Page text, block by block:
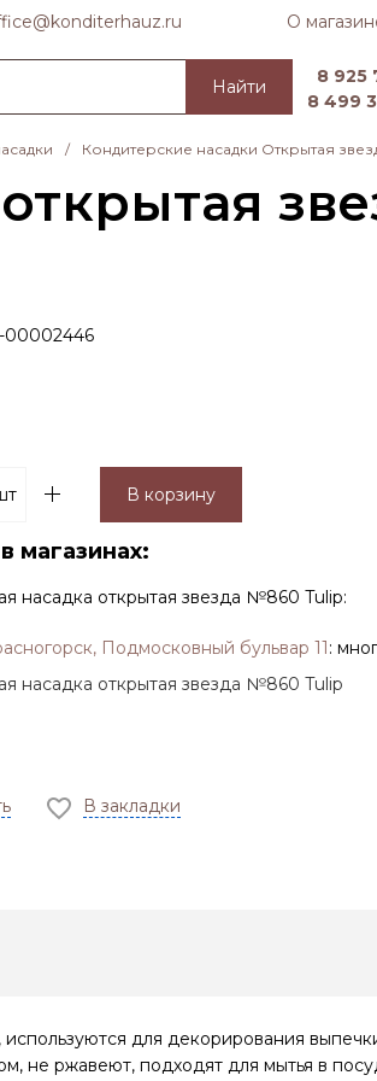
О
Найти
8 925
8 499
/ Кондитерские насадки Открытая
00002446
В корзину
магазинах:
насадка открытая звезда №860 Tulip:
Подмосковный бульвар 11:
насадка открытая звезда №860 Tulip
В закладки
для декорирования
не ржавеют, подходят для мытья в